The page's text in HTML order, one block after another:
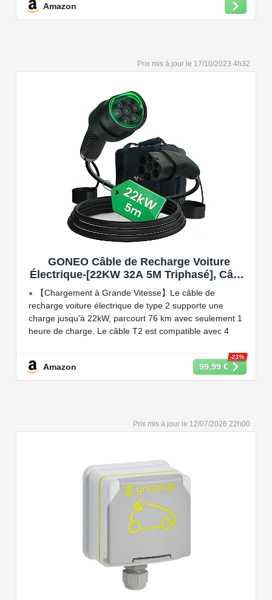
Convient à une installation à l'intérieur et à l'extérieur,
Capacité de charge à puissance réglable jusqu'à 22
kW. Câble de charge Type 2 de 5 ou 7 mètres de long.
Compatible avec tous les compteurs d'énergie Wallbox
permettant d'éviter les pannes de courant, les surprises
sur vos factures d'énergie et de charger votre VE avec
vos panneaux solaires.
Amazon
17/10/2023 4h32
GONEO Câble de Recharge Voiture
Électrique-[22KW 32A 5M Triphasé], Câble
Type 2 à Type 2 EV/PHEV, Câble T2 avec
Sac de Transport, Compatible avec Model
3/S/X/Y, e-208, ID.5, E-Tron, IONIQ 5, Zoe,
etc
【Chargement à Grande Vitesse】Le câble de
recharge voiture électrique de type 2 supporte une
charge jusqu'à 22kW, parcourt 76 km avec seulement 1
heure de charge. Le câble T2 est compatible avec 4
【Conception Sécurisée】Nos câbles type 2 vous
de recharge de type 1, CCS1, CHAdeMO et GB/T.
voiture électrique de type 2 est conforme à la norme
européenne IEC 62196 et convient à tous les EV et
PHEV avec type 2 et CCS2. Convient aux modèles
Y/3/S/X, i3, iX, ID.3, ID.4, ID.5, E-Tron, ZOE, Kona, Leaf,
【Qualité Solide et Fiable】Résistant à l'eau - IP54,
électrique, résistant à l'usure et à la flexion. Testé avec
10,000 cycles d'insertion et une capacité de charge de 2
tonnes et un test de chute d'un mètre, évitant les risques
Amazon 99,99 €
-23%
12/07/2026 22h00